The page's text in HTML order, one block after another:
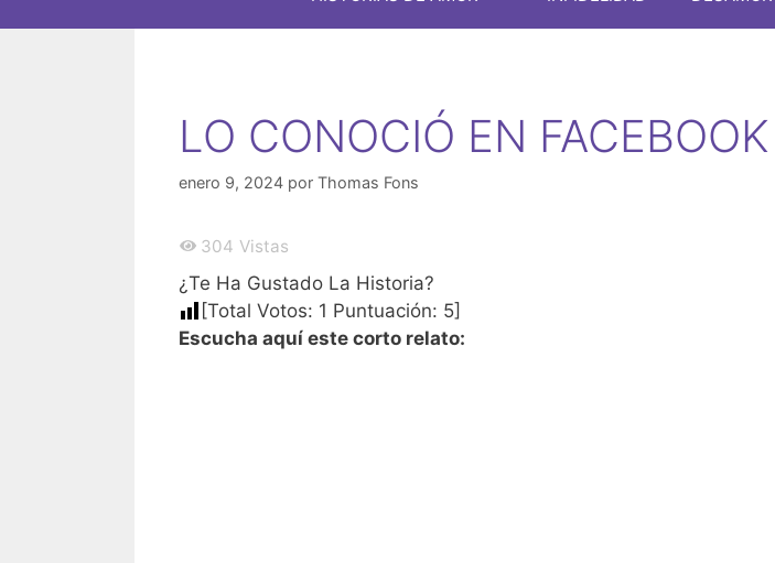
LO CONOCIÓ EN
enero 9, 2024 por Thomas Fons
304 Vistas
¿Te Ha Gustado La Historia?
[Total Votos: 1 Puntuación: 5]
Escucha aquí este corto relato: